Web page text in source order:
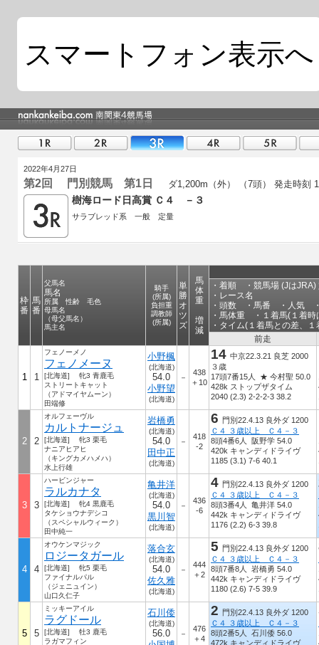
スマートフォン表示へ
2022年4月27日
第2回 門別競馬 第1日 ダ1,200m（外） （7頭） 発走時刻
樹海ロード日高賞 Ｃ４ －３
サラブレッド系 一般 定量
枠
番
馬
番
父馬名
馬名
所属 性齢 毛色
母馬名
（母父馬名）
馬主名
騎手
(所属)
負担重
調教師
(所属)
単
勝
オ
ツ
ズ
馬
体
重
増
減
・着順 ・競馬場 (JはJRA)
・レース名
・頭数 ・馬番 ・人気
・馬体重 ・１着馬(１着時
・タイム(１着馬との差、
前走
1 1
フェノーメノ
フェノメーヌ
[北海道] 牝3 青鹿毛
ストリートキャット
（アドマイヤムーン）
田端修
小野楓
(北海道)
54.0
小野望
(北海道)
－
438
＋10
14 中京22.3.21 良芝 2000
３歳
17頭7番15人 ★ 今村聖 50.0
428k ストップザタイム
2040 (2.3) 2-2-2-3 38.2
2 2
オルフェーヴル
カルトナージュ
[北海道] 牝3 栗毛
ナニアヒアヒ
（キングカメハメハ）
水上行雄
岩橋勇
(北海道)
54.0
田中正
(北海道)
－
418
-2
6 門別22.4.13 良外ダ 1200
Ｃ４ ３歳以上 Ｃ４－３
8頭4番6人 阪野学 54.0
420k キャンディドライヴ
1185 (3.1) 7-6 40.1
3 3
ハービンジャー
ラルカナタ
[北海道] 牝4 黒鹿毛
タケショウナデシコ
（スペシャルウィーク）
田中純一
亀井洋
(北海道)
54.0
黒川智
(北海道)
－
436
-6
4 門別22.4.13 良外ダ 1200
Ｃ４ ３歳以上 Ｃ４－３
8頭3番4人 亀井洋 54.0
442k キャンディドライヴ
1176 (2.2) 6-3 39.8
4 4
オウケンマジック
ロジータガール
[北海道] 牝5 栗毛
ファイナルパル
（ジェニュイン）
山口久仁子
落合玄
(北海道)
54.0
佐久雅
(北海道)
－
444
＋2
5 門別22.4.13 良外ダ 1200
Ｃ４ ３歳以上 Ｃ４－３
8頭7番8人 岩橋勇 54.0
442k キャンディドライヴ
1180 (2.6) 7-5 39.9
5 5
ミッキーアイル
ラグドール
[北海道] 牡3 鹿毛
ラガマフィン
石川倭
(北海道)
56.0
－
476
＋4
2 門別22.4.13 良外ダ 1200
Ｃ４ ３歳以上 Ｃ４－３
8頭2番5人 石川倭 56.0
472k キャンディドライヴ